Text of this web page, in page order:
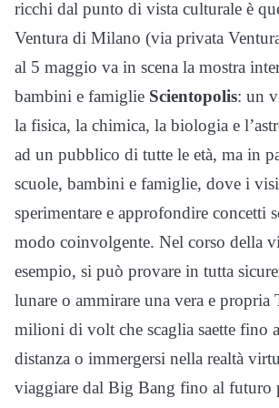
ricchi dal punto di vista culturale è
Ventura di Milano (via privata
al 5 maggio va in scena la mostra
bambini e famiglie Scientopolis: un
la fisica, la chimica, la biologia e
ad un pubblico di tutte le età, ma in
scuole, bambini e famiglie, dove i
sperimentare e approfondire concetti
modo coinvolgente. Nel corso della
esempio, si può provare in tutta
lunare o ammirare una vera e propria
milioni di volt che scaglia saette fino
distanza o immergersi nella realtà
viaggiare dal Big Bang fino al futuro